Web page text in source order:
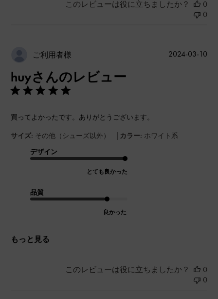
このレビューは役に立ちましたか？
0
0
ご利用者様
huyさんのレビュー
買ってよかったです。ありがとうございます。
サイズ: その他（シューズ以外） | カラー: ホワイト系
デザイン
とても良かった
品質
良かった
もっと見る
公
2024-03-10
このレビューは役に立ちましたか？
0
0